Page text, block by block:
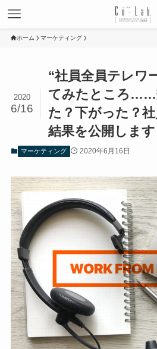
ホーム マーケティング
“社員全員テレワ
てみたところ……
た？下がった？
結果を公開します
2020
6/16
マーケティング 2020年6月16日